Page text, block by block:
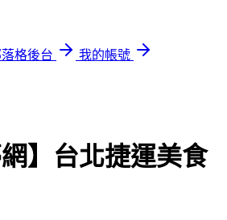
格後台
我的帳號
網】台北捷運美食